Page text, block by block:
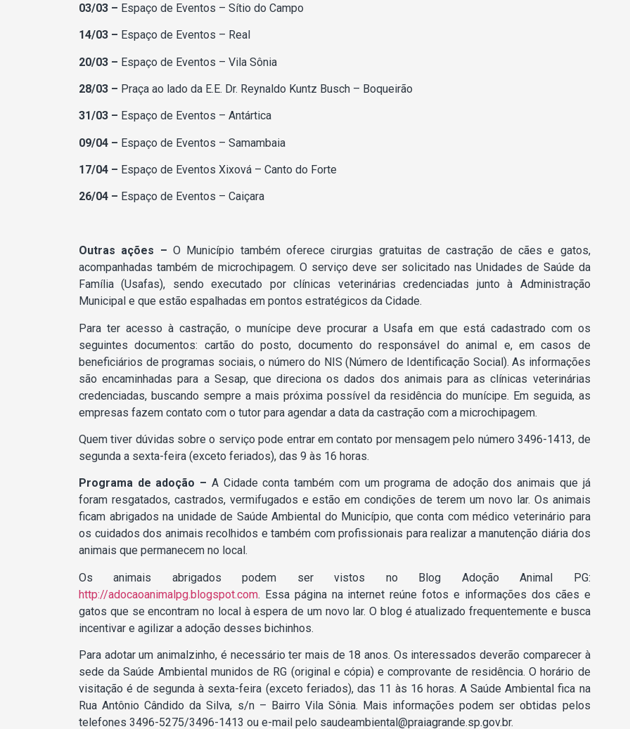
03/03 – Espaço de Eventos – Sítio do Campo
14/03 – Espaço de Eventos – Real
20/03 – Espaço de Eventos – Vila Sônia
28/03 – Praça ao lado da E.E. Dr. Reynaldo Kuntz Busch – Boqueirão
31/03 – Espaço de Eventos – Antártica
09/04 – Espaço de Eventos – Samambaia
17/04 – Espaço de Eventos Xixová – Canto do Forte
26/04 – Espaço de Eventos – Caiçara
Outras ações – O Município também oferece cirurgias gratuitas de castração de cães e gatos,
acompanhadas também de microchipagem. O serviço deve ser solicitado nas Unidades de Saúde da
Família (Usafas), sendo executado por clínicas veterinárias credenciadas junto à Administração
Municipal e que estão espalhadas em pontos estratégicos da Cidade.
Para ter acesso à castração, o munícipe deve procurar a Usafa em que está cadastrado com os
seguintes documentos: cartão do posto, documento do responsável do animal e, em casos de
beneficiários de programas sociais, o número do NIS (Número de Identificação Social). As informações
são encaminhadas para a Sesap, que direciona os dados dos animais para as clínicas veterinárias
credenciadas, buscando sempre a mais próxima possível da residência do munícipe. Em seguida, as
empresas fazem contato com o tutor para agendar a data da castração com a microchipagem.
Quem tiver dúvidas sobre o serviço pode entrar em contato por mensagem pelo número 3496-1413, de
segunda a sexta-feira (exceto feriados), das 9 às 16 horas.
Programa de adoção – A Cidade conta também com um programa de adoção dos animais que já
foram resgatados, castrados, vermifugados e estão em condições de terem um novo lar. Os animais
ficam abrigados na unidade de Saúde Ambiental do Município, que conta com médico veterinário para
os cuidados dos animais recolhidos e também com profissionais para realizar a manutenção diária dos
animais que permanecem no local.
Os animais abrigados podem ser vistos no Blog Adoção Animal PG:
http://adocaoanimalpg.blogspot.com. Essa página na internet reúne fotos e informações dos cães e
gatos que se encontram no local à espera de um novo lar. O blog é atualizado frequentemente e busca
incentivar e agilizar a adoção desses bichinhos.
Para adotar um animalzinho, é necessário ter mais de 18 anos. Os interessados deverão comparecer à
sede da Saúde Ambiental munidos de RG (original e cópia) e comprovante de residência. O horário de
visitação é de segunda à sexta-feira (exceto feriados), das 11 às 16 horas. A Saúde Ambiental fica na
Rua Antônio Cândido da Silva, s/n – Bairro Vila Sônia. Mais informações podem ser obtidas pelos
telefones 3496-5275/3496-1413 ou e-mail pelo saudeambiental@praiagrande.sp.gov.br.